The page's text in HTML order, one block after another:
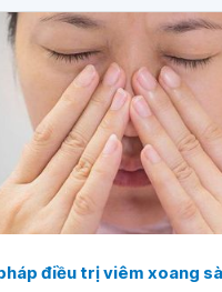
điều trị viêm xoang